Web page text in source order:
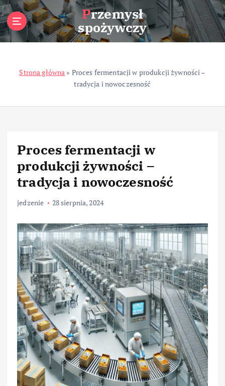
S
k
i
p
t
Przemysł
spożywczy
Strona główna » Proces fermentacji w produkcji żywności –
tradycja i nowoczesność
Proces fermentacji w
produkcji żywności –
tradycja i nowoczesność
jedzenie 28 sierpnia, 2024